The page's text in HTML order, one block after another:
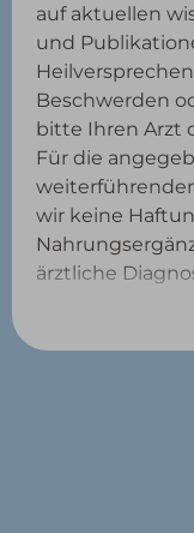
auf aktuellen
und
Beschwerden
bitte Ihren Arzt
Für die
wir keine
ärztliche